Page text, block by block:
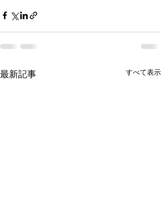
最新記事 すべて表示